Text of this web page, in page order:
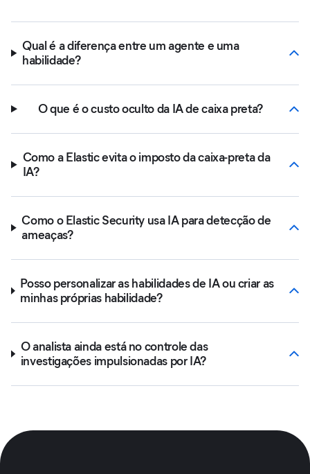
Qual é a diferença entre um agente e uma
habilidade?
O que é o custo oculto da IA de caixa preta?
Como a Elastic evita o imposto da caixa-preta da
IA?
Como o Elastic Security usa IA para detecção de
ameaças?
Posso personalizar as habilidades de IA ou criar as
minhas próprias habilidade?
O analista ainda está no controle das
investigações impulsionadas por IA?